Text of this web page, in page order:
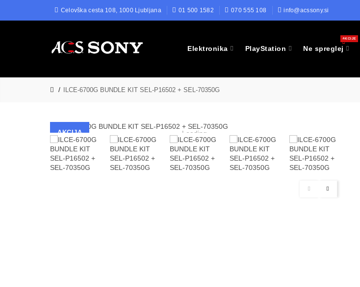
Celovška cesta 108, 1000 Ljubljana 01 500 1582 070 555 108 info@acssony.si
Elektronika PlayStation Ne spreglej
AKCIJE
ILCE-6700G BUNDLE KIT SEL-P16502 + SEL-70350G
AKCIJA Loading...